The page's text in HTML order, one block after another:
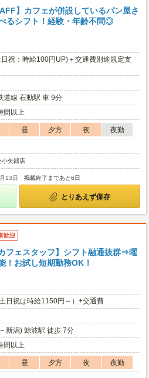
】カフェが併設しているパン屋さ
るシフト！経験・年齢不問◎
祝：時給100円UP)＋交通費別途規定支
道線 石動駅 車 9分
間以上
昼 夕方 夜
夜勤
小矢部店
13日 掲載終了まであと6日
とりあえず保存
歓迎
フェスタッフ】シフト融通抜群⇒曜
！お試し短期勤務OK！
日祝は時給1150円～）+交通費
新潟) 鯨波駅 徒歩 7分
間以上
昼 夕方 夜
夜勤